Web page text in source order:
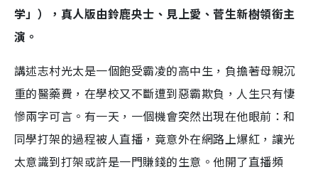
学」），真人版由鈴鹿央士、見上愛、菅生新樹領銜主
演。
講述志村光太是一個飽受霸凌的高中生，負擔著母親沉
重的醫藥費，在學校又不斷遭到惡霸欺負，人生只有悽
慘兩字可言。有一天，一個機會突然出現在他眼前：和
同學打架的過程被人直播，竟意外在網路上爆紅，讓光
太意識到打架或許是一門賺錢的生意。他開了直播頻